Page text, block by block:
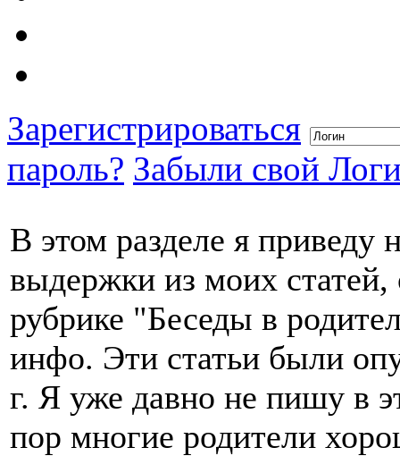
Зарегистрироваться
пароль? Забыли свой
В этом разделе я приведу
выдержки из моих статей,
рубрике "Беседы в
инфо. Эти статьи были
г. Я уже давно не пишу в
пор многие родители